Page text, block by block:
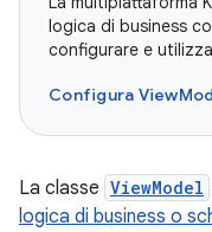
logica di business
configurare e
Configura
La classe ViewModel
logica di business o